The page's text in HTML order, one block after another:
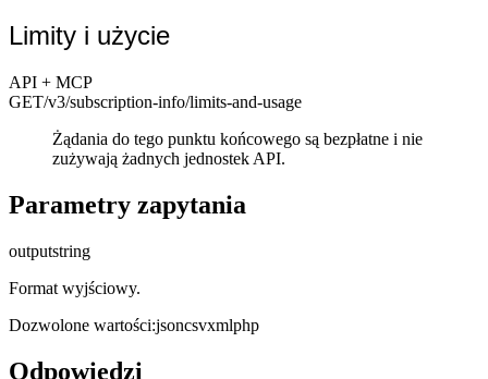
Limity i użycie
API + MCP
GET/v3/subscription-info/limits-and-usage
Żądania do tego punktu końcowego są bezpłatne i nie
zużywają żadnych jednostek API.
Parametry zapytania
outputstring
Format wyjściowy.
Dozwolone wartości:jsoncsvxmlphp
Odpowiedzi